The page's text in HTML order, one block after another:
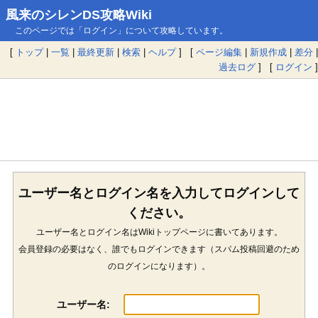
風来のシレンDS攻略Wiki
このページでは「ログイン」について攻略しています。
[ トップ| 一覧 | 最終更新 | 検索 | ヘルプ] [ ページ編集 | 新規作成 | 差分 |
過去ログ ] [ ログイン ]
ユーザー名とログイン名を入力してログインして
ください。
ユーザー名とログイン名はWikiトップページに書いてあります。
会員登録の必要はなく、誰でもログインできます（スパム投稿回避のため
のログインになります）。
ユーザー名: